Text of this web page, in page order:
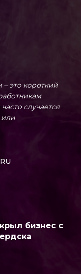
это короткий
случается
или
бизнес с